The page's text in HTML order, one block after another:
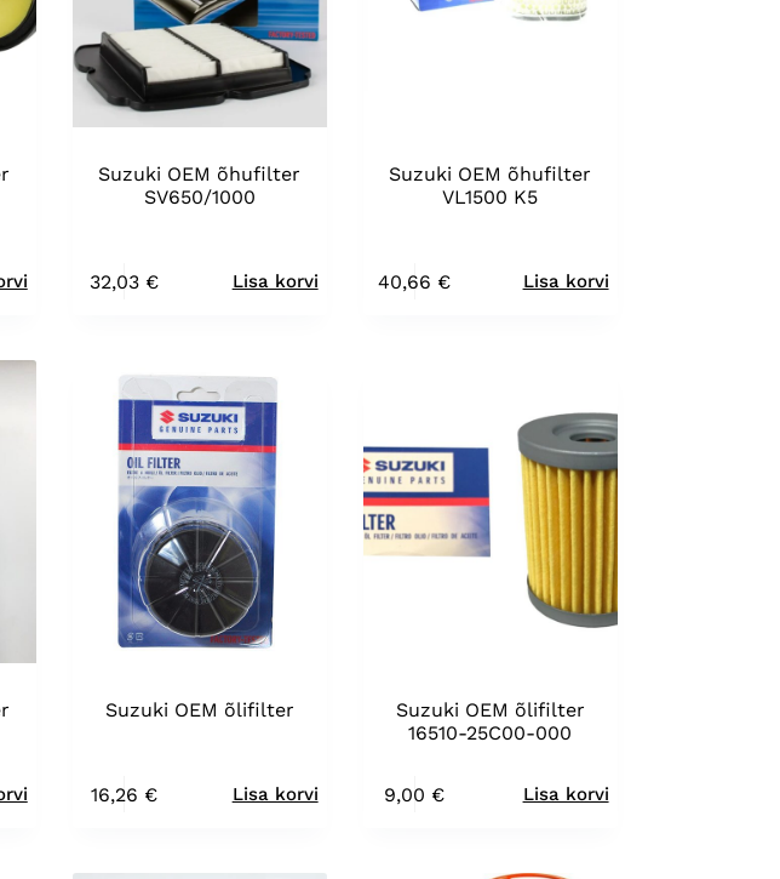
Suzuki OEM õhufilter
SV650/1000
32,03 € Lisa korvi
Suzuki OEM õhufilter
VL1500 K5
40,66 € Lisa korvi
Suzuki OEM õlifilter
16,26 € Lisa korvi
Suzuki OEM õlifilter
16510-25C00-000
9,00 € Lisa korvi